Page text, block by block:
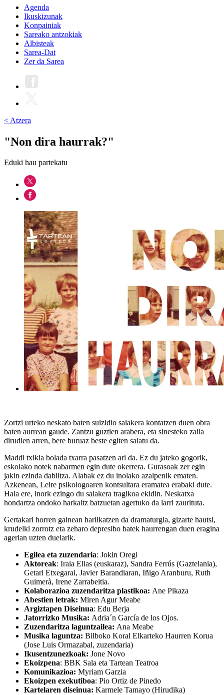
Agenda
Ikuskizunak
Konpainiak
Sareako antzokiak
Albisteak
Sarea-Dat
Zer da Sarea
< Atzera
"Non dira haurrak?"
Eduki hau partekatu
Zortzi urteko neskato baten suizidio saiakera kontatzen duen obra
baten aurrean gaude. Zantzu guztien arabera, eta sinesteko zaila
dirudien arren, bere buruaz beste egiten saiatu da.
Maddi txikia bolada txarra pasatzen ari da. Ez du jateko gogorik,
eskolako notek nabarmen egin dute okerrera. Gurasoak zer egin
jakin ezinda dabiltza. Alabak ez du inolako azalpenik ematen.
Azkenean, Leire psikologoaren kontsultara eramatea erabaki dute.
Hala ere, inork ezingo du saiakera tragikoa ekidin. Neskatxa
hondartza ondoko harkaitz batzuetan agertuko da larri zaurituta.
Gertakari horren gainean harilkatzen da dramaturgia, gizarte hautsi,
krudelki zorrotz eta zeharo depresibo batek haurrengan duen eragina
agerian uzten duelarik.
Egilea eta zuzendaria: Jokin Oregi
Aktoreak: Iraia Elias (euskaraz), Sandra Ferrús (Gaztelania),
Getari Etxegarai, JavierBarandiaran, Iñigo Aranburu, Ruth
Guimerà, Irene Zarrabeitia.
Kolaborazioa zuzendaritza plastikoa: Ane Pikaza
Abestien letrak: Miren Agur Meabe
Argiztapen Diseinua: Edu Berja
Jatorrizko Musika: Adria´n García de los Ojos.
Zuzendaritza laguntzailea: Ana Meabe
Musika laguntza: Bilboko Koral Elkarteko Haurren Korua
(Jose Luis Ormazabal, zuzendaria)
Ikusentzunezkoak: Jone Novo
Ekoizpena: BBK Sala eta Tartean Teatroa
Komunikazioa: Myriam Garzia
Ekoizpen exekutiboa: Pio Ortiz de Pinedo
Kartelaren diseinua: Karmele Tamayo (Hirudika)